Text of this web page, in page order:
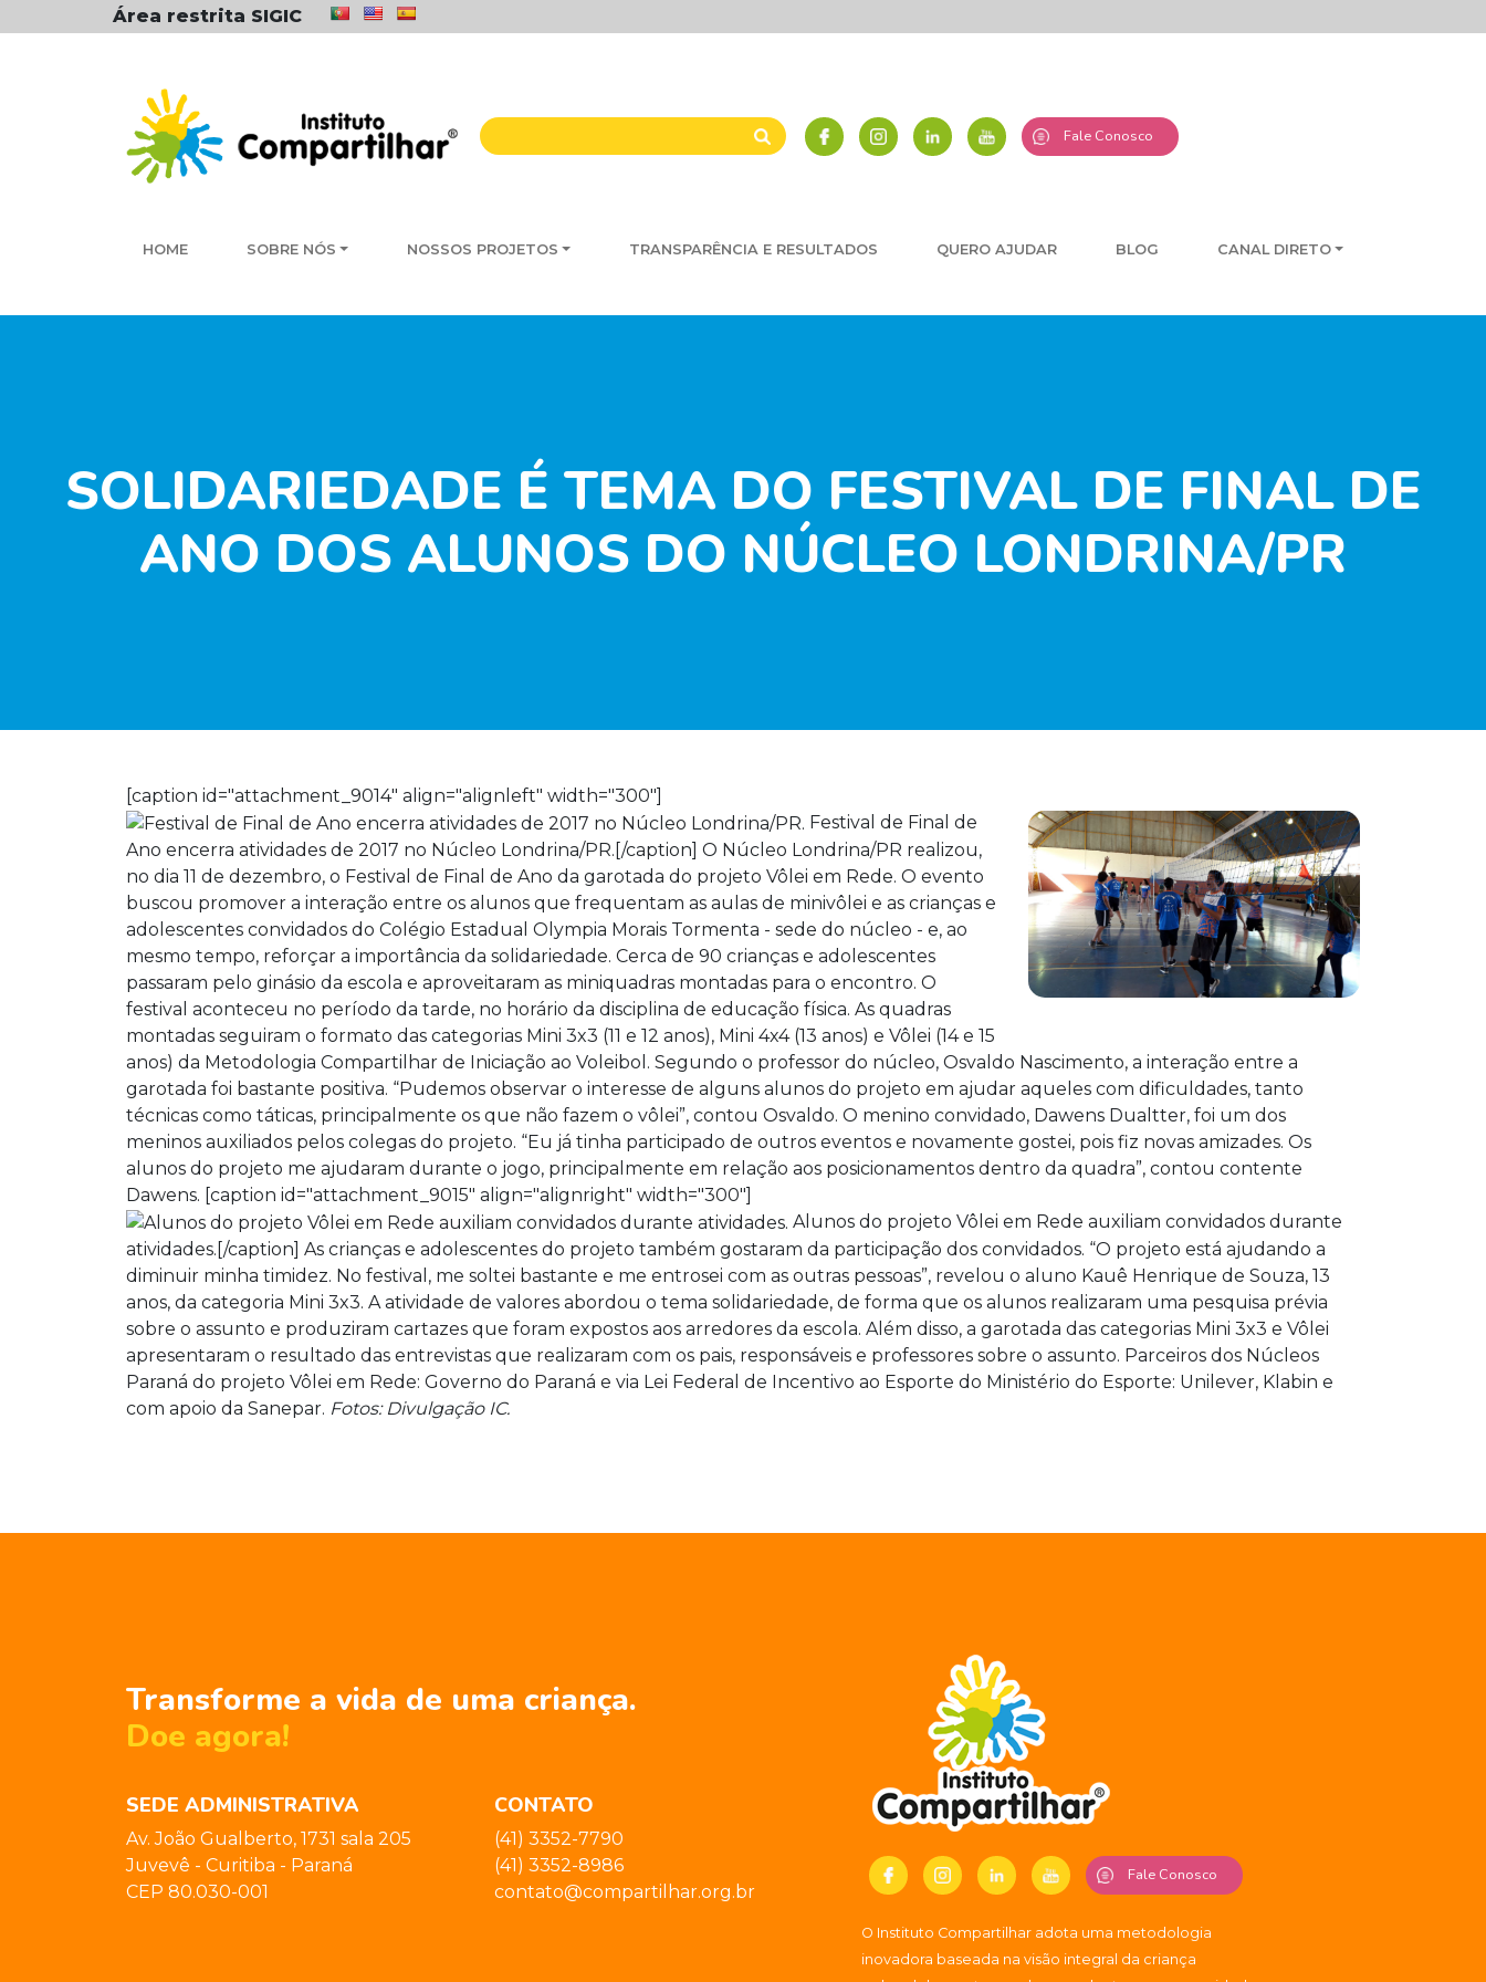
Área restrita SIGIC
Fale Conosco
HOME SOBRE NÓS NOSSOS PROJETOS TRANSPARÊNCIA E RESULTADOS QUERO AJUDAR BLOG CANAL DIRETO
SOLIDARIEDADE É TEMA DO FESTIVAL DE FINAL DE
ANO DOS ALUNOS DO NÚCLEO LONDRINA/PR
[caption id="attachment_9014" align="alignleft" width="300"]
Festival de Final de
Ano encerra atividades de 2017 no Núcleo Londrina/PR.[/caption] O Núcleo Londrina/PR realizou,
no dia 11 de dezembro, o Festival de Final de Ano da garotada do projeto Vôlei em Rede. O evento
buscou promover a interação entre os alunos que frequentam as aulas de minivôlei e as crianças e
adolescentes convidados do Colégio Estadual Olympia Morais Tormenta - sede do núcleo - e, ao
mesmo tempo, reforçar a importância da solidariedade. Cerca de 90 crianças e adolescentes
passaram pelo ginásio da escola e aproveitaram as miniquadras montadas para o encontro. O
festival aconteceu no período da tarde, no horário da disciplina de educação física. As quadras
montadas seguiram o formato das categorias Mini 3x3 (11 e 12 anos), Mini 4x4 (13 anos) e Vôlei (14 e 15
anos) da Metodologia Compartilhar de Iniciação ao Voleibol. Segundo o professor do núcleo, Osvaldo Nascimento, a interação entre a
garotada foi bastante positiva. “Pudemos observar o interesse de alguns alunos do projeto em ajudar aqueles com dificuldades, tanto
técnicas como táticas, principalmente os que não fazem o vôlei”, contou Osvaldo. O menino convidado, Dawens Dualtter, foi um dos
meninos auxiliados pelos colegas do projeto. “Eu já tinha participado de outros eventos e novamente gostei, pois fiz novas amizades. Os
alunos do projeto me ajudaram durante o jogo, principalmente em relação aos posicionamentos dentro da quadra”, contou contente
Dawens. [caption id="attachment_9015" align="alignright" width="300"]
Alunos do projeto Vôlei em Rede auxiliam convidados durante
atividades.[/caption] As crianças e adolescentes do projeto também gostaram da participação dos convidados. “O projeto está ajudando a
diminuir minha timidez. No festival, me soltei bastante e me entrosei com as outras pessoas”, revelou o aluno Kauê Henrique de Souza, 13
anos, da categoria Mini 3x3. A atividade de valores abordou o tema solidariedade, de forma que os alunos realizaram uma pesquisa prévia
sobre o assunto e produziram cartazes que foram expostos aos arredores da escola. Além disso, a garotada das categorias Mini 3x3 e Vôlei
apresentaram o resultado das entrevistas que realizaram com os pais, responsáveis e professores sobre o assunto. Parceiros dos Núcleos
Paraná do projeto Vôlei em Rede: Governo do Paraná e via Lei Federal de Incentivo ao Esporte do Ministério do Esporte: Unilever, Klabin e
com apoio da Sanepar. Fotos: Divulgação IC.
Transforme a vida de uma criança.
Doe agora!
SEDE ADMINISTRATIVA
Av. João Gualberto, 1731 sala 205
Juvevê - Curitiba - Paraná
CEP 80.030-001
CONTATO
(41) 3352-7790
(41) 3352-8986
contato@compartilhar.org.br
Fale Conosco
O Instituto Compartilhar adota uma metodologia
inovadora baseada na visão integral da criança